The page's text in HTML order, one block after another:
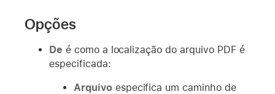
Opções
De é como a localização do arquivo PDF é
especificada:
Arquivoespecifica um caminho de